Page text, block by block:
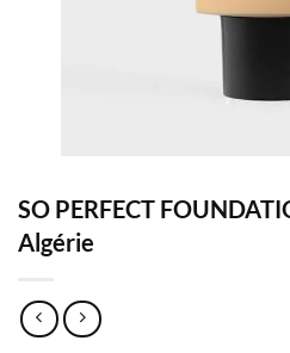
SO PERFECT
Algérie